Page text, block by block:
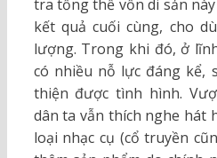
tra tổng thể vốn di sản
kết quả cuối cùng, cho
lượng. Trong khi đó, ở
có nhiều nỗ lực đáng kể,
thiện được tình hình.
dân ta vẫn thích nghe hát
loại nhạc cụ (cổ truyền